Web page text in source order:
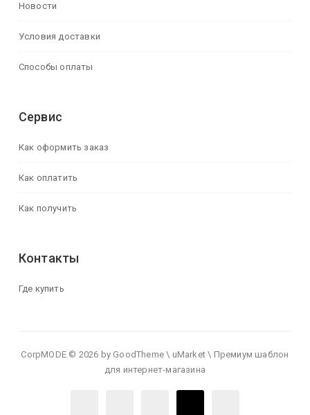
Новости
Условия доставки
Способы оплаты
Сервис
Как оформить заказ
Как оплатить
Как получить
Контакты
Где купить
CorpMODE © 2026 by GoodTheme \ uMarket \ Премиум шаблон
для интернет-магазина